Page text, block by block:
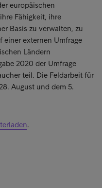
europäischen
Fähigkeit, ihre
Basis zu verwalten, zu
einer externen Umfrage
Ländern
2020 der Umfrage
teil. Die Feldarbeit für
August und dem 5.
.